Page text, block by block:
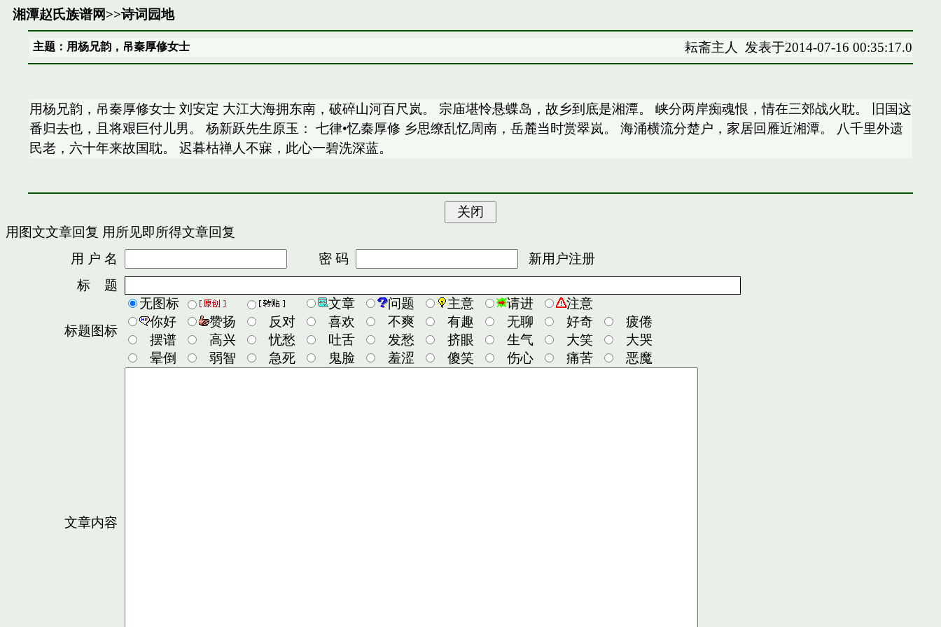
湘潭赵氏族谱网>>诗词园地
主题：用杨兄韵，吊秦厚修女士 耘斋主人 发表于2014-07-16 00:35:17.0
用杨兄韵，吊秦厚修女士 刘安定 大江大海拥东南，破碎山河百尺岚。 宗庙堪怜悬蝶岛，故乡到底是湘潭。 峡分两岸痴魂恨，情在三郊战火耽。 旧国这
番归去也，且将艰巨付儿男。 杨新跃先生原玉： 七律•忆秦厚修 乡思缭乱忆周南，岳麓当时赏翠岚。 海涌横流分楚户，家居回雁近湘潭。 八千里外遗
民老，六十年来故国耽。 迟暮枯禅人不寐，此心一碧洗深蓝。
用图文文章回复 用所见即所得文章回复
用 户 名
密 码
新用户注册
标 题
标题图标
无图标 文章 问题 主意 请进
注意
你好
赞扬 反对 喜欢 不爽 有趣 无聊 好奇
疲倦
摆谱
高兴 忧愁 吐舌 发愁 挤眼 生气 大笑
大哭
晕倒
弱智 急死 鬼脸 羞涩 傻笑 伤心 痛苦 恶魔
文章内容